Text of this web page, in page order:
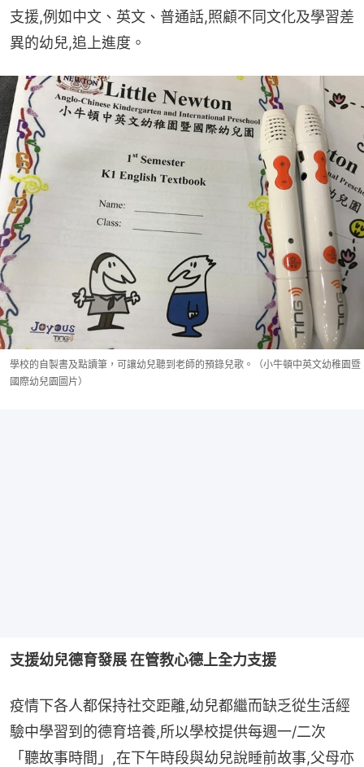
支援,例如中文、英文、普通話,照顧不同文化及學習差
異的幼兒,追上進度。
學校的自製書及點讀筆，可讓幼兒聽到老師的預錄兒歌。（小牛頓中英文幼稚園暨
國際幼兒園圖片）
支援幼兒德育發展 在管教心德上全力支援
疫情下各人都保持社交距離,幼兒都繼而缺乏從生活經
驗中學習到的德育培養,所以學校提供每週一/二次
「聽故事時間」,在下午時段與幼兒說睡前故事,父母亦